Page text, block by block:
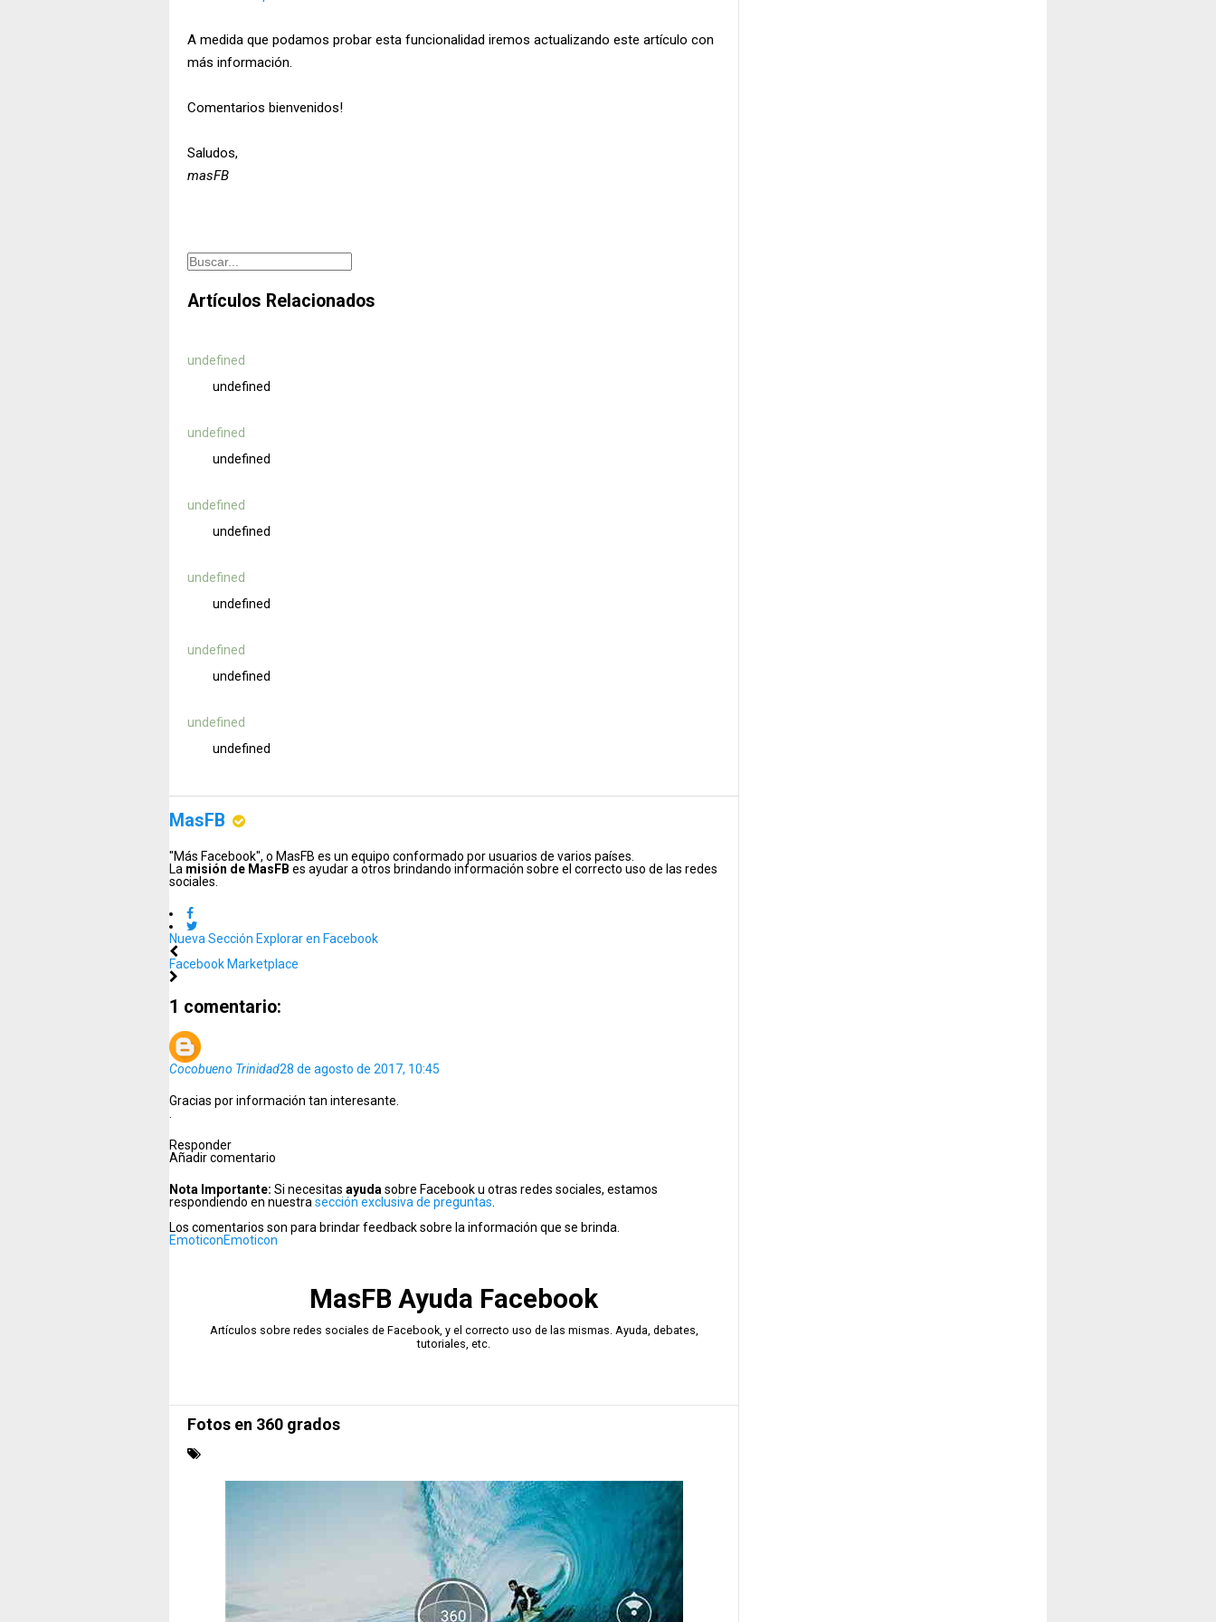
A medida que podamos probar esta funcionalidad iremos actualizando este artículo con
más información.
Comentarios bienvenidos!
Saludos,
masFB
Artículos Relacionados
undefined
undefined
undefined
undefined
undefined
undefined
undefined
undefined
undefined
undefined
undefined
undefined
MasFB
"Más Facebook", o MasFB es un equipo conformado por usuarios de varios países.
La misión de MasFB es ayudar a otros brindando información sobre el correcto uso de las redes
sociales.
Nueva Sección Explorar en Facebook
Facebook Marketplace
1 comentario:
Cocobueno Trinidad28 de agosto de 2017, 10:45
Gracias por información tan interesante.
Responder
Añadir comentario
Nota Importante: Si necesitas ayuda sobre Facebook u otras redes sociales, estamos
respondiendo en nuestra sección exclusiva de preguntas
Los comentarios son para brindar feedback sobre la información que se brinda.
EmoticonEmoticon